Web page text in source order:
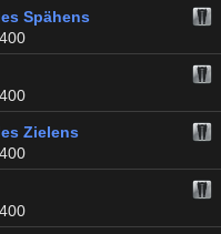
Spähens
400
400
Zielens
400
400